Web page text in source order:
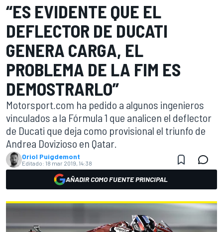
“ES EVIDENTE QUE EL
DEFLECTOR DE DUCATI
GENERA CARGA, EL
PROBLEMA DE LA FIM ES
DEMOSTRARLO”
Motorsport.com ha pedido a algunos ingenieros
vinculados a la Fórmula 1 que analicen el deflector
de Ducati que deja como provisional el triunfo de
Andrea Dovizioso en Qatar.
Oriol Puigdemont
Editado: 18 mar 2019, 14:38
AÑADIR COMO FUENTE PRINCIPAL